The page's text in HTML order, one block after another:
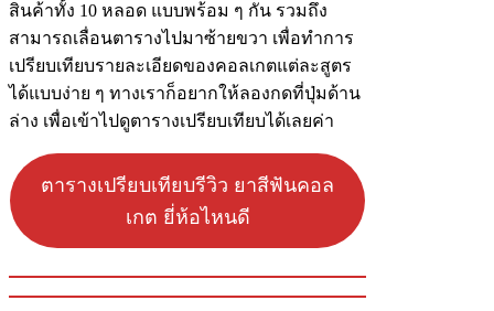
สินค้าทั้ง 10 หลอด แบบพร้อม ๆ กัน รวมถึง
สามารถเลื่อนตารางไปมาซ้ายขวา เพื่อทำการ
เปรียบเทียบรายละเอียดของคอลเกตแต่ละสูตร
ได้แบบง่าย ๆ ทางเราก็อยากให้ลองกดที่ปุ่มด้าน
ล่าง เพื่อเข้าไปดูตารางเปรียบเทียบได้เลยค่า
ตารางเปรียบเทียบรีวิว ยาสีฟันคอล
เกต ยี่ห้อไหนดี